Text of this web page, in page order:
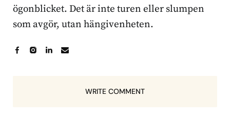
ögonblicket. Det är inte turen eller slumpen
som avgör, utan hängivenheten.
WRITE COMMENT